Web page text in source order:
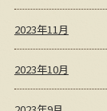
2023年11月
2023年10月